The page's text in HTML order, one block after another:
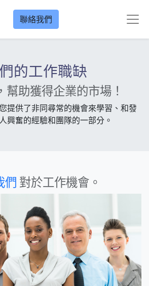
聯絡我們
的工作職缺
幫助獲得企業的市場！
提供了非同尋常的機會來學習、和發
興奮的經驗和團隊的一部分。
們 對於工作機會。